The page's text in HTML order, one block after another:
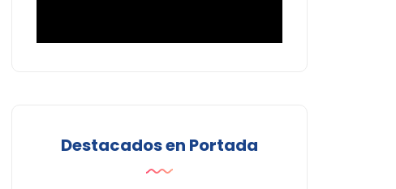
Destacados en Portada